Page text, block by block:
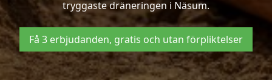
tryggaste dräneringen i Näsum.
Få 3 erbjudanden, gratis och utan förpliktelser